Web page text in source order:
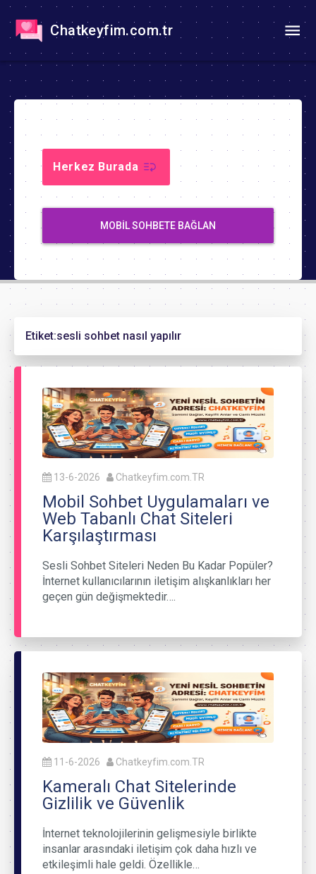
Chatkeyfim.com.tr
Herkez Burada
MOBIL SOHBETE BAĞLAN
Etiket:sesli sohbet nasıl yapılır
13-6-2026 Chatkeyfim.com.TR
Mobil Sohbet Uygulamaları ve
Web Tabanlı Chat Siteleri
Karşılaştırması
Sesli Sohbet Siteleri Neden Bu Kadar Popüler?
İnternet kullanıcılarının iletişim alışkanlıkları her
geçen gün değişmektedir….
11-6-2026 Chatkeyfim.com.TR
Kameralı Chat Sitelerinde
Gizlilik ve Güvenlik
İnternet teknolojilerinin gelişmesiyle birlikte
insanlar arasındaki iletişim çok daha hızlı ve
etkileşimli hale geldi. Özellikle…